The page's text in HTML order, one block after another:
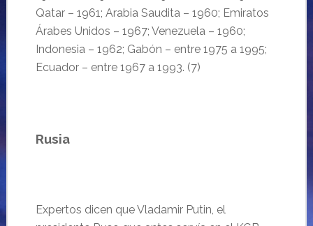
Qatar – 1961; Arabia Saudita – 1960; Emiratos
Árabes Unidos – 1967; Venezuela – 1960;
Indonesia – 1962; Gabón – entre 1975 a 1995;
Ecuador – entre 1967 a 1993. (7)
Rusia
Expertos dicen que Vladamir Putin, el